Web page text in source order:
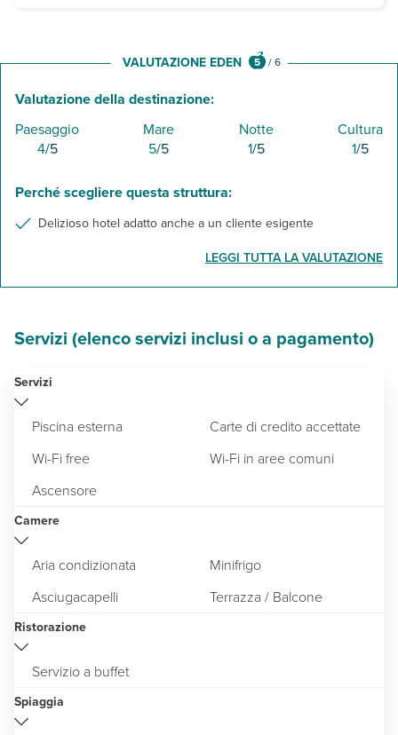
VALUTAZIONE EDEN 5 /6
Valutazione della destinazione:
Paesaggio
4/5
Mare
5/5
Notte
1/5
Cultura
1/5
Perché scegliere questa struttura:
Delizioso hotel adatto anche a un cliente esigente
LEGGI TUTTA LA VALUTAZIONE
Servizi (elenco servizi inclusi o a pagamento)
Servizi
Piscina esterna
Carte di credito accettate
Wi-Fi free
Wi-Fi in aree comuni
Ascensore
Camere
Aria condizionata
Minifrigo
Asciugacapelli
Terrazza / Balcone
Ristorazione
Servizio a buffet
Spiaggia